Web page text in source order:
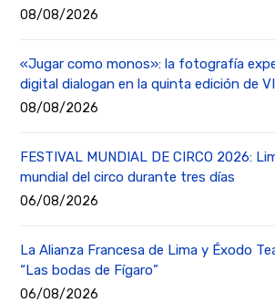
08/08/2026
«Jugar como monos»: la fotografía
digital dialogan en la quinta edición de
08/08/2026
FESTIVAL MUNDIAL DE CIRCO 2026:
mundial del circo durante tres días
06/08/2026
La Alianza Francesa de Lima y Éxodo
“Las bodas de Fígaro”
06/08/2026